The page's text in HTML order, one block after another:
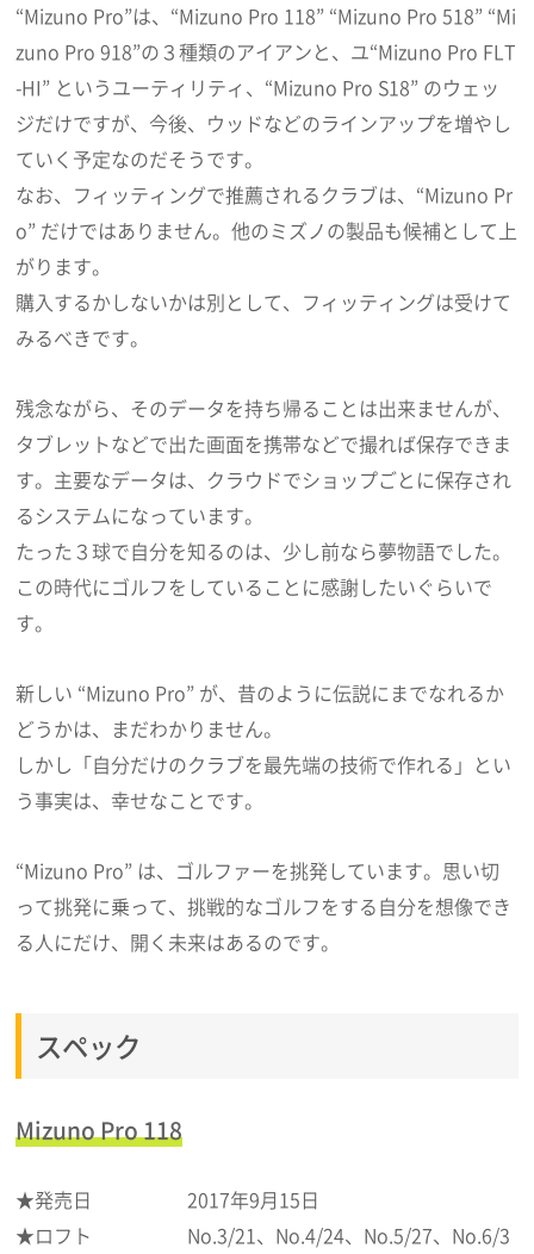
“Mizuno Pro”は、“Mizuno Pro 118” “Mizuno Pro 518” “Mi
zuno Pro 918”の３種類のアイアンと、ユ“Mizuno Pro FLT
-HI” というユーティリティ、“Mizuno Pro S18” のウェッ
ジだけですが、今後、ウッドなどのラインアップを増やし
ていく予定なのだそうです。
なお、フィッティングで推薦されるクラブは、“Mizuno Pr
o” だけではありません。他のミズノの製品も候補として上
がります。
購入するかしないかは別として、フィッティングは受けて
みるべきです。
残念ながら、そのデータを持ち帰ることは出来ませんが、
タブレットなどで出た画面を携帯などで撮れば保存できま
す。主要なデータは、クラウドでショップごとに保存され
るシステムになっています。
たった３球で自分を知るのは、少し前なら夢物語でした。
この時代にゴルフをしていることに感謝したいぐらいで
す。
新しい “Mizuno Pro” が、昔のように伝説にまでなれるか
どうかは、まだわかりません。
しかし「自分だけのクラブを最先端の技術で作れる」とい
う事実は、幸せなことです。
“Mizuno Pro” は、ゴルファーを挑発しています。思い切
って挑発に乗って、挑戦的なゴルフをする自分を想像でき
る人にだけ、開く未来はあるのです。
スペック
Mizuno Pro 118
★発売日 2017年9月15日
★ロフト No.3/21、No.4/24、No.5/27、No.6/3